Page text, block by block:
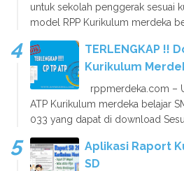
untuk sekolah penggerak sesuai
model RPP Kurikulum merdeka
TERLENGKAP !!
Kurikulum
rppmerdeka.com –
ATP Kurikulum merdeka belajar
033 yang dapat di download
Aplikasi Raport
SD